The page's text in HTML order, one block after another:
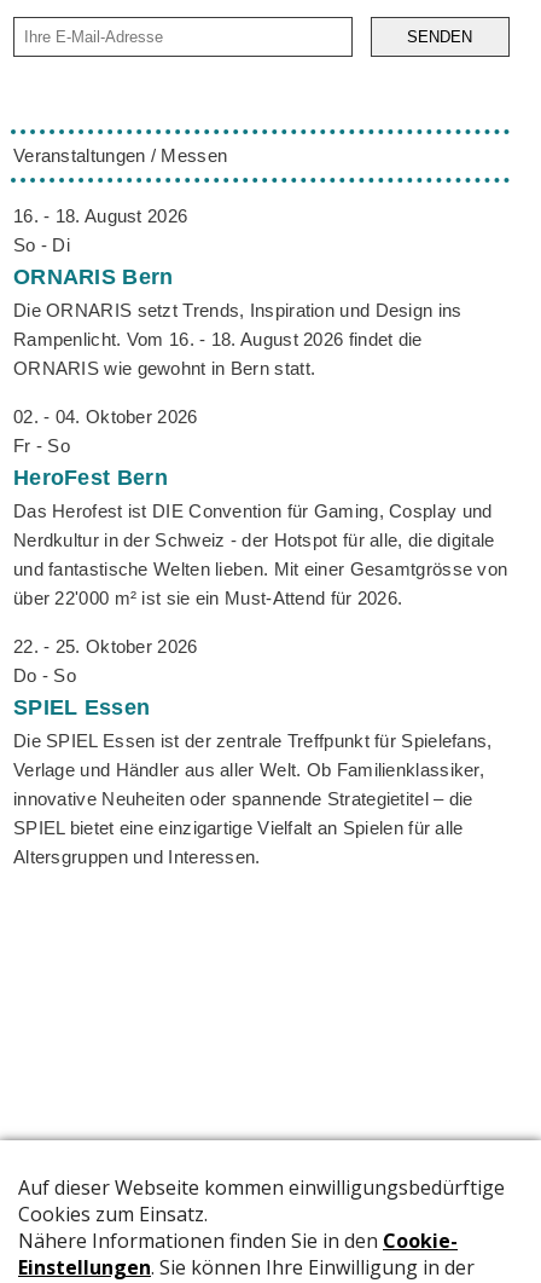
SENDEN
Veranstaltungen / Messen
16. - 18. August 2026
So - Di
ORNARIS Bern
Die ORNARIS setzt Trends, Inspiration und Design ins
Rampenlicht. Vom 16. - 18. August 2026 findet die
ORNARIS wie gewohnt in Bern statt.
02. - 04. Oktober 2026
Fr - So
HeroFest Bern
Das Herofest ist DIE Convention für Gaming, Cosplay und
Nerdkultur in der Schweiz - der Hotspot für alle, die digitale
und fantastische Welten lieben. Mit einer Gesamtgrösse von
über 22'000 m² ist sie ein Must-Attend für 2026.
22. - 25. Oktober 2026
Do - So
SPIEL Essen
Die SPIEL Essen ist der zentrale Treffpunkt für Spielefans,
Verlage und Händler aus aller Welt. Ob Familienklassiker,
innovative Neuheiten oder spannende Strategietitel – die
SPIEL bietet eine einzigartige Vielfalt an Spielen für alle
Altersgruppen und Interessen.